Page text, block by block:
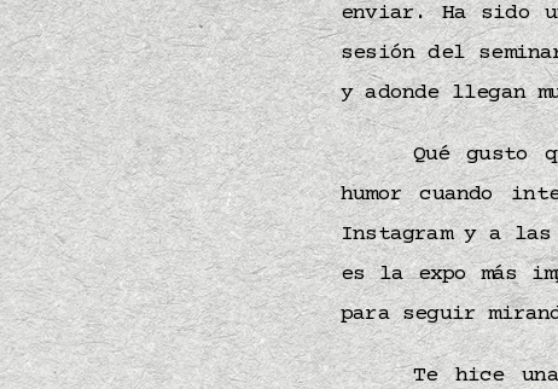
enviar. Ha sido
sesión del
y adonde llegan
Qué gusto
humor cuando
Instagram y a las
es la expo más
para seguir
Te hice